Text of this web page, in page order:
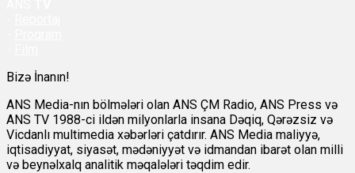
Bizə İnanın!
ANS Media-nın bölmələri olan ANS ÇM Radio, ANS Press və
ANS TV 1988-ci ildən milyonlarla insana Dəqiq, Qərəzsiz və
Vicdanlı multimedia xəbərləri çatdırır. ANS Media maliyyə,
iqtisadiyyat, siyasət, mədəniyyət və idmandan ibarət olan milli
və beynəlxalq analitik məqalələri təqdim edir.